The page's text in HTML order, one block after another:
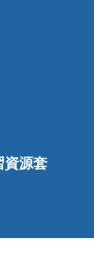
資源套